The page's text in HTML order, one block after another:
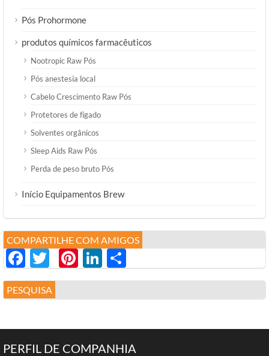
Pós Prohormone
produtos químicos farmacêuticos
Nootropic Raw Pós
Pós anestesia local
Cabelo Crescimento Raw Pós
Protetores de fígado
Solventes orgânicos
Sleep Aids Raw Pós
Perda de peso bruto Pós
Início Equipamentos Brew
COMPARTILHE COM AMIGOS
Facebook
Twitter
Pinterest
LinkedIn
享
PESQUISA
PERFIL DE COMPANHIA